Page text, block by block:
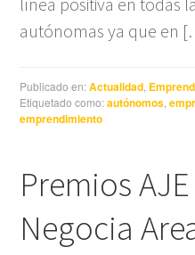
autónomas ya que en
Publicado en:Actualidad
Etiquetado como:autónomos ,
emprendimiento
Premios
Negocia